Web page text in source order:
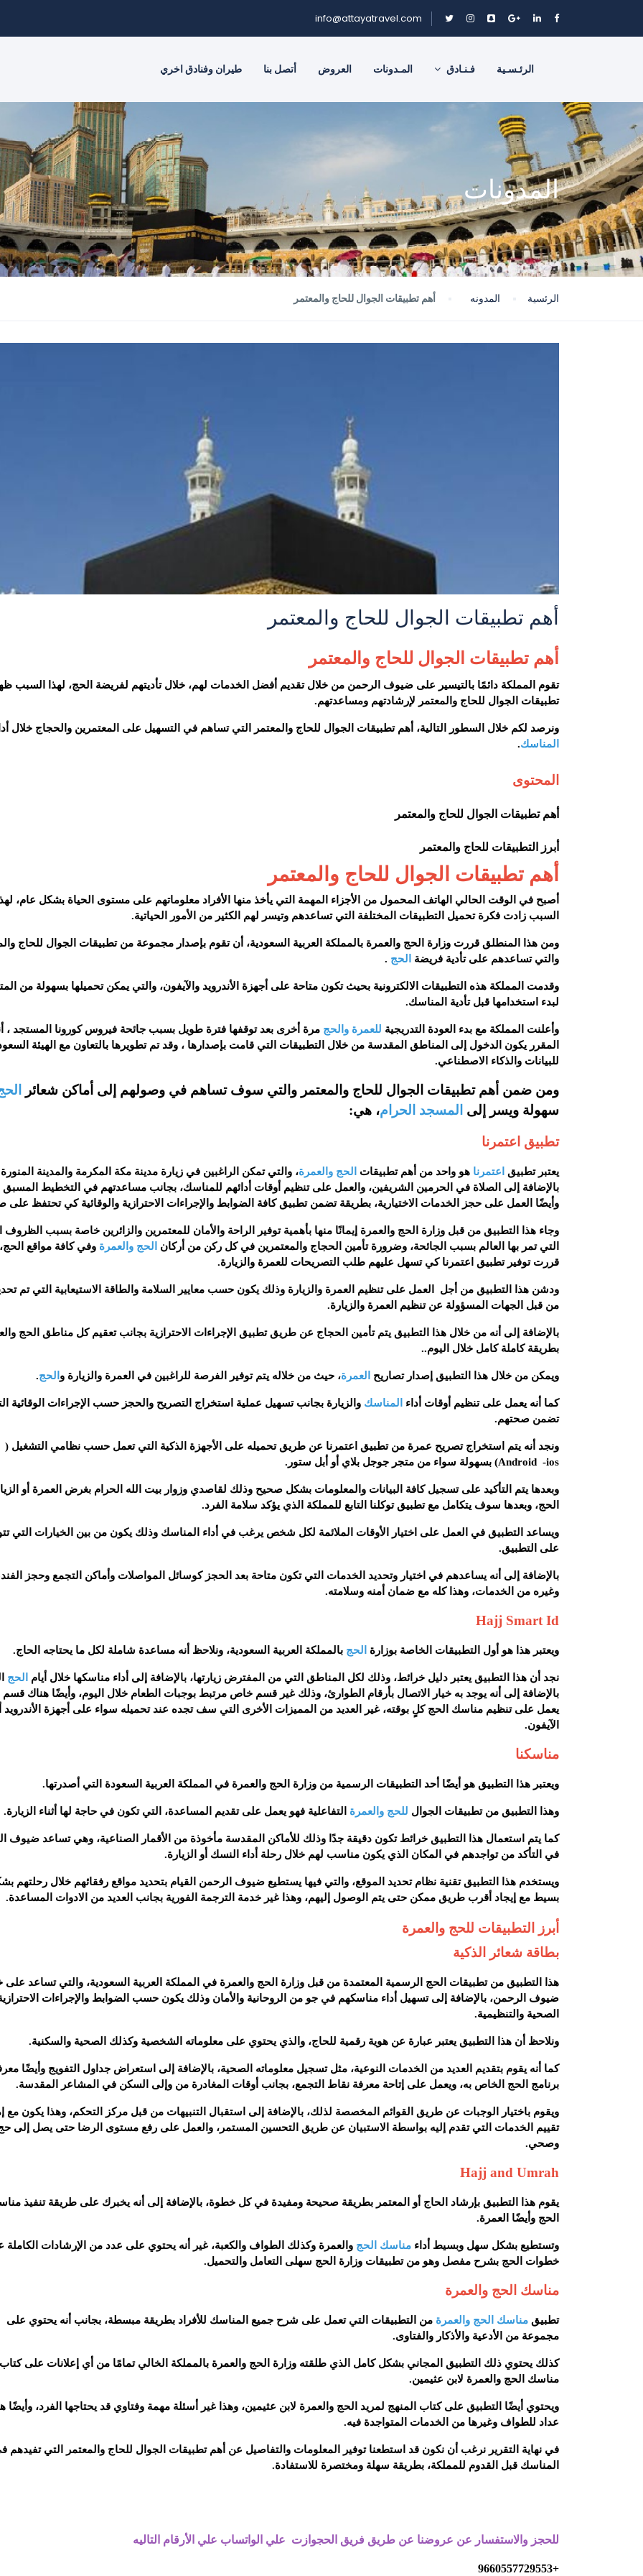
info@attayatravel.com
الرئـسـية فـنـادق المـدونات العروض أتصل بنا طيران وفنادق اخري
المدونات
الرئسية المدونه أهم تطبيقات الجوال للحاج والمعتمر
أهم تطبيقات الجوال للحاج والمعتمر
أهم تطبيقات الجوال للحاج والمعتمر
تقوم المملكة دائمًا بالتيسير على ضيوف الرحمن من خلال تقديم أفضل الخدمات لهم، خلال تأديتهم لفريضة الحج، لهذا السبب
تطبيقات الجوال للحاج والمعتمر لإرشادتهم ومساعدتهم.
ونرصد لكم خلال السطور التالية، أهم تطبيقات الجوال للحاج والمعتمر التي تساهم في التسهيل على المعتمرين والحجاج خلال
المناسك.
المحتوى
أهم تطبيقات الجوال للحاج والمعتمر
أبرز التطبيقات للحاج والمعتمر
أهم تطبيقات الجوال للحاج والمعتمر
أصبح في الوقت الحالي الهاتف المحمول من الأجزاء المهمة التي يأخذ منها الأفراد معلوماتهم على مستوى الحياة بشكل عام، لهذا
السبب زادت فكرة تحميل التطبيقات المختلفة التي تساعدهم وتيسر لهم الكثير من الأمور الحياتية.
ومن هذا المنطلق قررت وزارة الحج والعمرة بالمملكة العربية السعودية، أن تقوم بإصدار مجموعة من تطبيقات الجوال للحاج
والتي تساعدهم على تأدية فريضة
الحج .
وقدمت المملكة هذه التطبيقات الالكترونية بحيث تكون متاحة على أجهزة الأندرويد والآيفون، والتي يمكن تحميلها بسهولة من
لبدء استخدامها قبل تأدية المناسك.
وأعلنت المملكة مع بدء العودة التدريجية للعمرة والحج مرة أخرى بعد توقفها فترة طويل بسبب جائحة فيروس كورونا المستجد ،
المقرر يكون الدخول إلى المناطق المقدسة من خلال التطبيقات التي قامت بإصدارها ، وقد تم تطويرها بالتعاون مع الهيئة
للبيانات والذكاء الاصطناعي.
ومن ضمن أهم تطبيقات الجوال للحاج والمعتمر والتي سوف تساهم في وصولهم إلى أماكن شعائر
سهولة ويسر إلى المسجد الحرام، هي:
تطبيق اعتمرنا
يعتبر تطبيق اعتمرنا هو واحد من أهم تطبيقات الحج والعمرة، والتي تمكن الراغبين في زيارة مدينة مكة المكرمة والمدينة المنورة
بالإضافة إلى الصلاة في الحرمين الشريفين، والعمل على تنظيم أوقات أدائهم للمناسك، بجانب مساعدتهم في التخطيط المسبق
وأيضًا العمل على حجز الخدمات الاختيارية، بطريقة تضمن تطبيق كافة الضوابط والإجراءات الاحترازية والوقائية كي تحتفظ على
وجاء هذا التطبيق من قبل وزارة الحج والعمرة إيمانًا منها بأهمية توفير الراحة والأمان للمعتمرين والزائرين خاصة بسبب الظروف
التي تمر بها العالم بسبب الجائحة، وضرورة تأمين الحجاج والمعتمرين في كل ركن من أركان
الحج والعمرة وفي كافة مواقع
قررت توفير تطبيق اعتمرنا كي تسهل عليهم طلب التصريحات للعمرة والزيارة.
ودشن هذا التطبيق من أجل العمل على تنظيم العمرة والزيارة وذلك يكون حسب معايير السلامة والطاقة الاستيعابية التي تم
من قبل الجهات المسؤولة عن تنظيم العمرة والزيارة.
بالإضافة إلى أنه من خلال هذا التطبيق يتم تأمين الحجاج عن طريق تطبيق الإجراءات الاحترازية بجانب تعقيم كل مناطق الحج
بطريقة كاملة كامل خلال اليوم..
ويمكن من خلال هذا التطبيق إصدار تصاريح العمرة، حيث من خلاله يتم توفير الفرصة للراغبين في العمرة والزيارة و الحج.
كما أنه يعمل على تنظيم أوقات أداء المناسك والزيارة بجانب تسهيل عملية استخراج التصريح والحجز حسب الإجراءات الوقائية
تضمن صحتهم.
ونجد أنه يتم استخراج تصريح عمرة من تطبيق اعتمرنا عن طريق تحميله على الأجهزة الذكية التي تعمل حسب نظامي التشغيل (
Android -ios) بسهولة سواء من متجر جوجل بلاي أو أبل ستور.
وبعدها يتم التأكيد على تسجيل كافة البيانات والمعلومات بشكل صحيح وذلك لقاصدي وزوار بيت الله الحرام بغرض العمرة أو
الحج، وبعدها سوف يتكامل مع تطبيق توكلنا التابع للمملكة الذي يؤكد سلامة الفرد.
ويساعد التطبيق في العمل على اختيار الأوقات الملائمة لكل شخص يرغب في أداء المناسك وذلك يكون من بين الخيارات التي
على التطبيق.
بالإضافة إلى أنه يساعدهم في اختيار وتحديد الخدمات التي تكون متاحة بعد الحجز كوسائل المواصلات وأماكن التجمع وحجز
وغيره من الخدمات، وهذا كله مع ضمان أمنه وسلامته.
Hajj Smart Id‏
ويعتبر هذا هو أول التطبيقات الخاصة بوزارة الحج بالمملكة العربية السعودية، ونلاحظ أنه مساعدة شاملة لكل ما يحتاجه الحاج.
نجد أن هذا التطبيق يعتبر دليل خرائط، وذلك لكل المناطق التي من المفترض زيارتها، بالإضافة إلى أداء مناسكها خلال أيام الحج
بالإضافة إلى أنه يوجد به خيار الاتصال بأرقام الطوارئ، وذلك غير قسم خاص مرتبط بوجبات الطعام خلال اليوم، وأيضًا هناك
يعمل على تنظيم مناسك الحج كلٍ بوقته، غير العديد من المميزات الأخرى التي سف تجده عند تحميله سواء على أجهزة الأندرويد
الآيفون.
مناسكنا
ويعتبر هذا التطبيق هو أيضًا أحد التطبيقات الرسمية من وزارة الحج والعمرة في المملكة العربية السعودة التي أصدرتها.
وهذا التطبيق من تطبيقات الجوال للحج والعمرة التفاعلية فهو يعمل على تقديم المساعدة، التي تكون في حاجة لها أثناء الزيارة.
كما يتم استعمال هذا التطبيق خرائط تكون دقيقة جدًا وذلك للأماكن المقدسة مأخوذة من الأقمار الصناعية، وهي تساعد ضيوف
في التأكد من تواجدهم في المكان الذي يكون مناسب لهم خلال رحلة أداء النسك أو الزيارة.
ويستخدم هذا التطبيق تقنية نظام تحديد الموقع، والتي فيها يستطيع ضيوف الرحمن القيام بتحديد مواقع رفقائهم خلال رحلتهم
بسيط مع إيجاد أقرب طريق ممكن حتى يتم الوصول إليهم، وهذا غير خدمة الترجمة الفورية بجانب العديد من الادوات المساعدة.
أبرز التطبيقات للحج والعمرة
بطاقة شعائر الذكية
هذا التطبيق من تطبيقات الحج الرسمية المعتمدة من قبل وزارة الحج والعمرة في المملكة العربية السعودية، والتي تساعد على
ضيوف الرحمن، بالإضافة إلى تسهيل أداء مناسكهم في جو من الروحانية والأمان وذلك يكون حسب الضوابط والإجراءات
الصحية والتنظيمية.
ونلاحظ أن هذا التطبيق يعتبر عبارة عن هوية رقمية للحاج، والذي يحتوي على معلوماته الشخصية وكذلك الصحية والسكنية.
كما أنه يقوم بتقديم العديد من الخدمات النوعية، مثل تسجيل معلوماته الصحية، بالإضافة إلى استعراض جداول التفويج وأيضًا
برنامج الحج الخاص به، ويعمل على إتاحة معرفة نقاط التجمع، بجانب أوقات المغادرة من وإلى السكن في المشاعر المقدسة.
ويقوم باختيار الوجبات عن طريق القوائم المخصصة لذلك، بالإضافة إلى استقبال التنبيهات من قبل مركز التحكم، وهذا يكون مع
تقييم الخدمات التي تقدم إليه بواسطة الاستبيان عن طريق التحسين المستمر، والعمل على رفع مستوى الرضا حتى يصل إلى
وصحي.
Hajj and Umrah‏
يقوم هذا التطبيق بإرشاد الحاج أو المعتمر بطريقة صحيحة ومفيدة في كل خطوة، بالإضافة إلى أنه يخبرك على طريقة تنفيذ
الحج وأيضًا العمرة.
وتستطيع بشكل سهل وبسيط أداء مناسك الحج والعمرة وكذلك الطواف والكعبة، غير أنه يحتوي على عدد من الإرشادات الكاملة
خطوات الحج بشرح مفصل وهو من تطبيقات وزارة الحج سهلى التعامل والتحميل.
مناسك الحج والعمرة
تطبيق مناسك الحج والعمرة من التطبيقات التي تعمل على شرح جميع المناسك للأفراد بطريقة مبسطة، بجانب أنه يحتوي على
مجموعة من الأدعية والأذكار والفتاوى.
كذلك يحتوي ذلك التطبيق المجاني بشكل كامل الذي طلقته وزارة الحج والعمرة بالمملكة الخالي تمامًا من أي إعلانات على كتاب
مناسك الحج والعمرة لابن عثيمين.
ويحتوي أيضًا التطبيق على كتاب المنهج لمريد الحج والعمرة لابن عثيمين، وهذا غير أسئلة مهمة وفتاوي قد يحتاجها الفرد، وأيضًا
عداد للطواف وغيرها من الخدمات المتواجدة فيه.
في نهاية التقرير نرغب أن نكون قد استطعنا توفير المعلومات والتفاصيل عن أهم تطبيقات الجوال للحاج والمعتمر التي تفيدهم
المناسك قبل القدوم للمملكة، بطريقة سهلة ومختصرة للاستفادة.
للحجز والاستفسار عن عروضنا عن طريق فريق الحجوازت علي الواتساب علي الأرقام التاليه
+9660557729553